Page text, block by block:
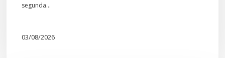
segunda…
03/08/2026